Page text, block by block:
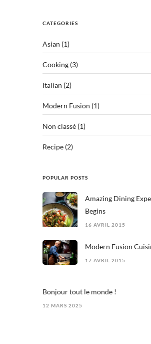
CATEGORIES
Asian (1)
Cooking (3)
Italian (2)
Modern Fusion (1)
Non classé (1)
Recipe (2)
POPULAR POSTS
Amazing Dining
Begins
16 AVRIL 2015
Modern Fusion
17 AVRIL 2015
Bonjour tout le monde !
12 MARS 2025